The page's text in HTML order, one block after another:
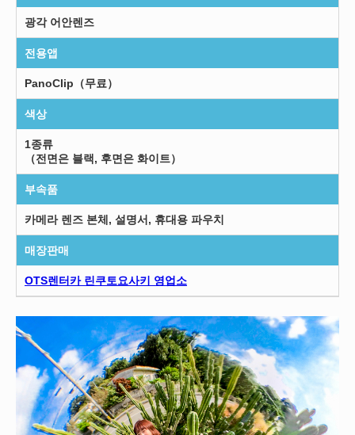
광각 어안렌즈
전용앱
PanoClip（무료）
색상
1종류
（전면은 블랙, 후면은 화이트）
부속품
카메라 렌즈 본체, 설명서, 휴대용 파우치
매장판매
OTS렌터카 린쿠토요사키 영업소